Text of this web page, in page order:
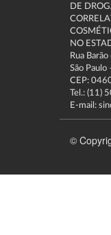
DE
NO
Rua
São Paulo
CEP:
Tel.: (11)
E-mail:
©